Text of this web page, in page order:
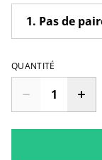
QUANTITÉ